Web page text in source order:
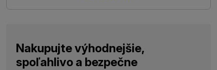
Nakupujte výhodnejšie,
spoľahlivo a bezpečne